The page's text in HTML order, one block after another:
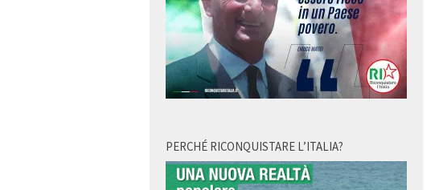
PERCHÉ RICONQUISTARE L’ITALIA?